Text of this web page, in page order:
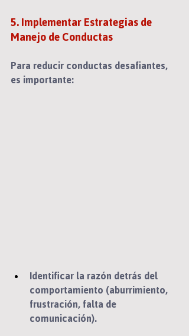
5. Implementar Estrategias de
Manejo de Conductas
Para reducir conductas desafiantes,
es importante:
Identificar la razón detrás del
comportamiento (aburrimiento,
frustración, falta de
comunicación).